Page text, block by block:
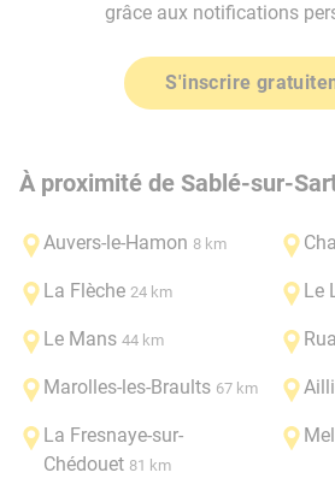
grâce aux notifications
S'inscrire
À proximité de Sablé-sur-
Auvers-le-Hamon 8 km
La Flèche 24 km Le
Le Mans 44 km
Marolles-les-Braults 67 km
La Fresnaye-sur-
Chédouet 81 km